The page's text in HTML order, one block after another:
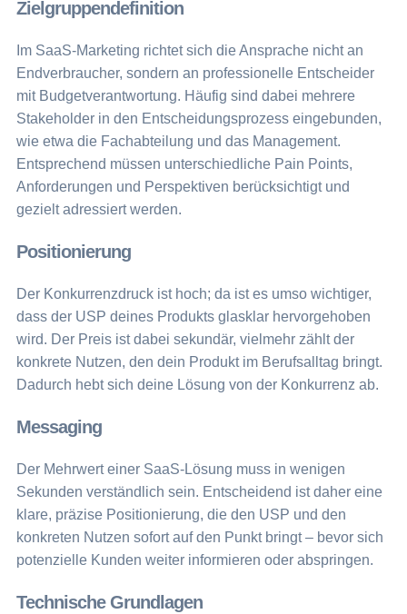
Zielgruppendefinition
Im SaaS-Marketing richtet sich die Ansprache nicht an
Endverbraucher, sondern an professionelle Entscheider
mit Budgetverantwortung. Häufig sind dabei mehrere
Stakeholder in den Entscheidungsprozess eingebunden,
wie etwa die Fachabteilung und das Management.
Entsprechend müssen unterschiedliche Pain Points,
Anforderungen und Perspektiven berücksichtigt und
gezielt adressiert werden.
Positionierung
Der Konkurrenzdruck ist hoch; da ist es umso wichtiger,
dass der USP deines Produkts glasklar hervorgehoben
wird. Der Preis ist dabei sekundär, vielmehr zählt der
konkrete Nutzen, den dein Produkt im Berufsalltag bringt.
Dadurch hebt sich deine Lösung von der Konkurrenz ab.
Messaging
Der Mehrwert einer SaaS-Lösung muss in wenigen
Sekunden verständlich sein. Entscheidend ist daher eine
klare, präzise Positionierung, die den USP und den
konkreten Nutzen sofort auf den Punkt bringt – bevor sich
potenzielle Kunden weiter informieren oder abspringen.
Technische Grundlagen